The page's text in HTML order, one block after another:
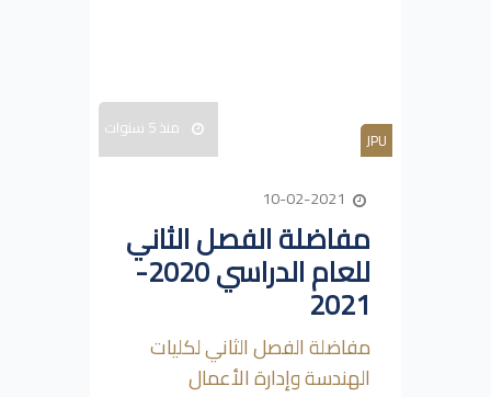
JPU منذ 5 سنوات
مفاضلة الفصل الثاني
للعام الدراسي 2020-
2021
مفاضلة الفصل الثاني لكليات
الهندسة وإدارة الأعمال